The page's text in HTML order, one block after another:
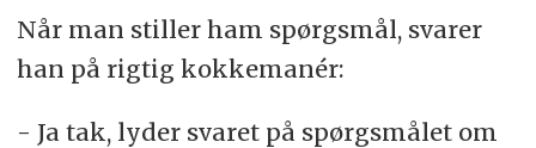
Når man stiller ham spørgsmål, svarer
han på rigtig kokkemanér:
- Ja tak, lyder svaret på spørgsmålet om